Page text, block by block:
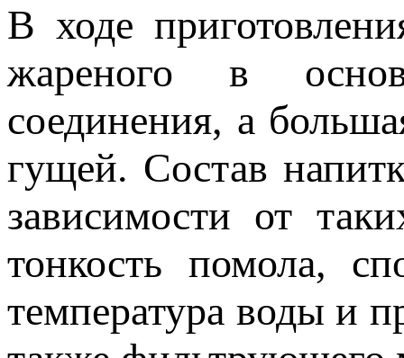
В ходе
жареного в
соединения, а
гущей. Состав
зависимости от
тонкость помола,
температура воды и